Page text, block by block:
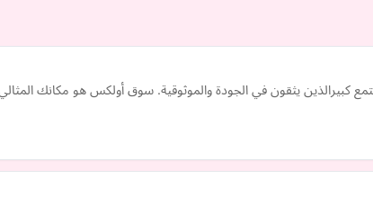
يثقون في الجودة والموثوقية. سوق أولكس هو مكانك المثالي